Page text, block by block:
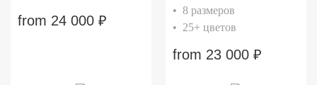
from 24 000 ₽
• 8 размеров
• 25+ цветов
from 23 000 ₽